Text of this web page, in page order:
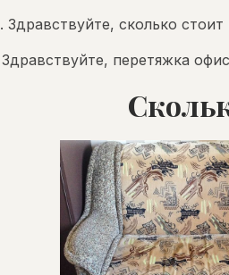
. Здравствуйте, сколько
Здравствуйте, перетяжка